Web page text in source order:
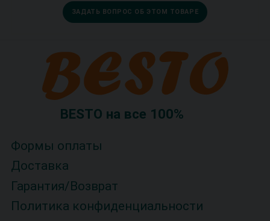
ЗАДАТЬ ВОПРОС ОБ ЭТОМ ТОВАРЕ
BESTO на все 100%
Формы оплаты
Доставка
Гарантия/Возврат
Политика конфиденциальности